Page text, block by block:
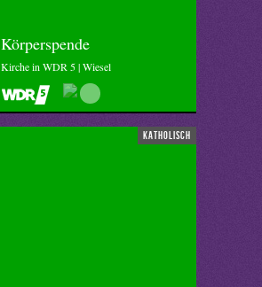
Körperspende
Kirche in WDR 5 | Wiesel
katholisch